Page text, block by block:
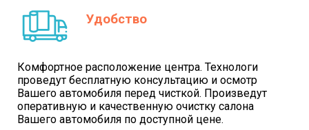
Удобство
Комфортное расположение центра. Технологи
проведут бесплатную консультацию и осмотр
Вашего автомобиля перед чисткой. Произведут
оперативную и качественную очистку салона
Вашего автомобиля по доступной цене.